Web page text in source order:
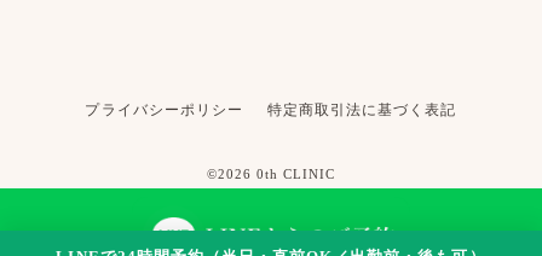
プライバシーポリシー 特定商取引法に基づく表記
©2026 0th CLINIC